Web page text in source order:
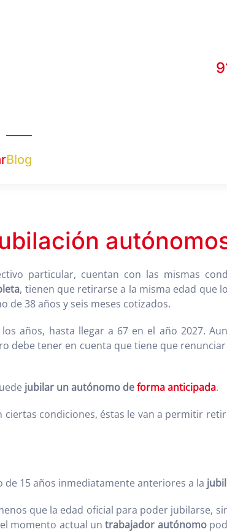
Blog
particular, cuentan con las mismas
, tienen que retirarse a la misma edad que
de 38 años y seis meses cotizados.
años, hasta llegar a 67 en el año 2027.
debe tener en cuenta que tiene que
jubilar un autónomo deforma anticipada.
condiciones, éstas le van a permitir
15 años inmediatamente anteriores a la
que la edad oficial para poder jubilarse,
momento actual untrabajador autónomo